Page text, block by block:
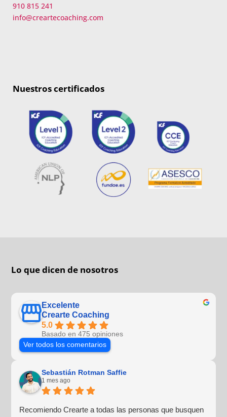
910 815 241
info@creartecoaching.com
Nuestros certificados
Lo que dicen de nosotros
Excelente
Crearte Coaching
5.0
Basado en 475 opiniones
Ver todos los comentarios
Sebastián Rotman Saffie
1 mes ago
Recomiendo Crearte a todas las personas que busquen